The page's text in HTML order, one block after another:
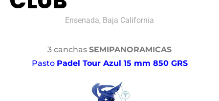
Ensenada, Baja California
3 canchas SEMIPANORAMICAS
Pasto Padel Tour Azul 15 mm 850 GRS